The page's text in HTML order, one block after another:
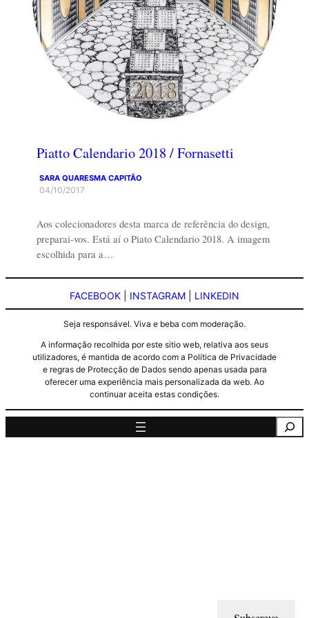
Piatto Calendario 2018 / Fornasetti
SARA QUARESMA CAPITÃO
04/10/2017
Aos colecionadores desta marca de referência do design,
preparai-vos. Está aí o Piato Calendario 2018. A imagem
escolhida para a…
FACEBOOK INSTAGRAM LINKEDIN
Seja responsável. Viva e beba com moderação.
A informação recolhida por este sitio web, relativa aos seus
utilizadores, é mantida de acordo com a Política de Privacidade
e regras de Protecção de Dados sendo apenas usada para
oferecer uma experiência mais personalizada da web. Ao
continuar aceita estas condições.